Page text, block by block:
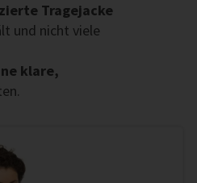
Tragejacke
und nicht viele
klare,